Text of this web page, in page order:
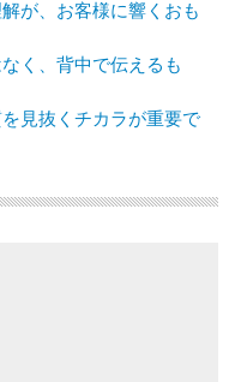
が、お客様に響くおも
く、背中で伝えるも
見抜くチカラが重要で